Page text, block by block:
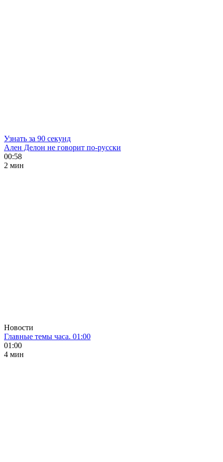
Узнать за 90 секунд
Ален Делон не говорит по-русски
00:58
2 мин
Новости
Главные темы часа. 01:00
01:00
4 мин